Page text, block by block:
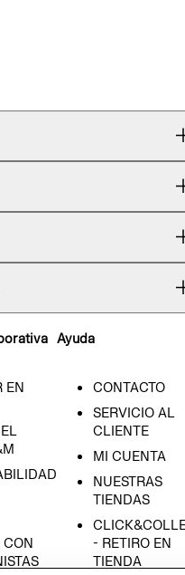
EN
CON
Ayuda
CONTACTO
SERVICIO AL
CLIENTE
MI CUENTA
NUESTRAS
TIENDAS
- RETIRO EN
TIENDA